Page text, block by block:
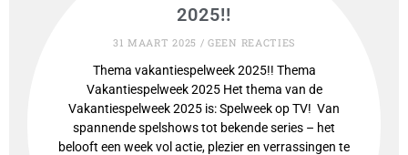
2025!!
31 MAART 2025 GEEN REACTIES
Thema vakantiespelweek 2025!! Thema
Vakantiespelweek 2025 Het thema van de
Vakantiespelweek 2025 is: Spelweek op TV! Van
spannende spelshows tot bekende series – het
belooft een week vol actie, plezier en verrassingen te